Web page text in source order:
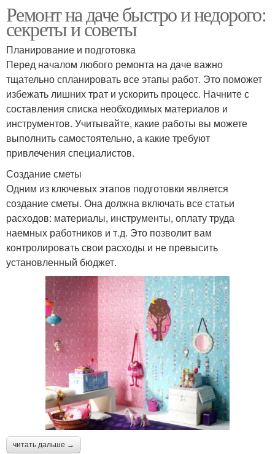
Ремонт на даче быстро и недорого:
секреты и советы
Планирование и подготовка
Перед началом любого ремонта на даче важно
тщательно спланировать все этапы работ. Это поможет
избежать лишних трат и ускорить процесс. Начните с
составления списка необходимых материалов и
инструментов. Учитывайте, какие работы вы можете
выполнить самостоятельно, а какие требуют
привлечения специалистов.
Создание сметы
Одним из ключевых этапов подготовки является
создание сметы. Она должна включать все статьи
расходов: материалы, инструменты, оплату труда
наемных работников и т.д. Это позволит вам
контролировать свои расходы и не превысить
установленный бюджет.
читать дальше →